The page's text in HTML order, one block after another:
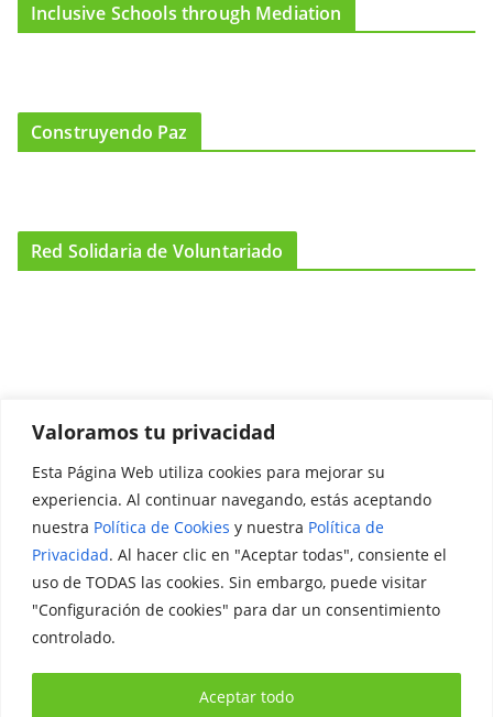
Valoramos tu privacidad
Esta Página Web utiliza cookies para mejorar su
experiencia. Al continuar navegando, estás aceptando
nuestra Política de Cookies y nuestra Política de
Privacidad. Al hacer clic en "Aceptar todas", consiente el
uso de TODAS las cookies. Sin embargo, puede visitar
"Configuración de cookies" para dar un consentimiento
controlado.
Aceptar todo
Inclusive Schools through Mediation
Construyendo Paz
Red Solidaria de Voluntariado
Promociónate
Legal
Aviso Legal
Política de Privacidad
Política de Cookies